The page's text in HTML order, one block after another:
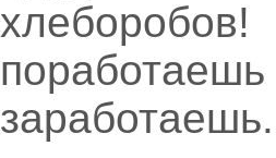
заработаешь.